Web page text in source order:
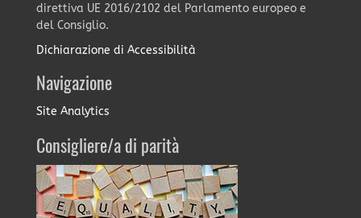
direttiva UE 2016/2102 del Parlamento europeo e
del Consiglio.
Dichiarazione di Accessibilità
Navigazione
Site Analytics
Consigliere/a di parità